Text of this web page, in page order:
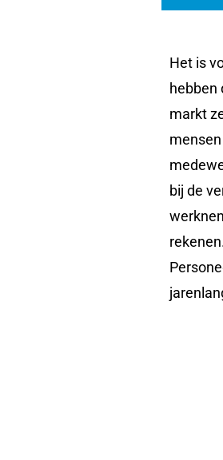
Het is
hebben
markt
bij de